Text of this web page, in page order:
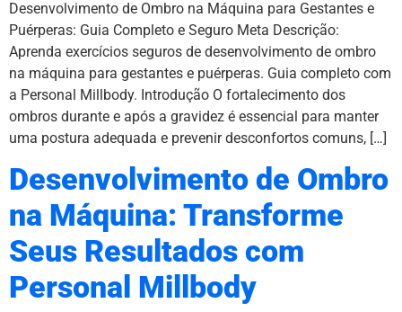
Desenvolvimento de Ombro na Máquina para Gestantes e
Puérperas: Guia Completo e Seguro Meta Descrição:
Aprenda exercícios seguros de desenvolvimento de ombro
na máquina para gestantes e puérperas. Guia completo com
a Personal Millbody. Introdução O fortalecimento dos
ombros durante e após a gravidez é essencial para manter
uma postura adequada e prevenir desconfortos comuns, […]
Desenvolvimento de Ombro
na Máquina: Transforme
Seus Resultados com
Personal Millbody